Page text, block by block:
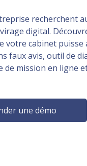
recherchent
digital.
votre cabinet puisse
faux avis, outil de
de mission en ligne
une démo